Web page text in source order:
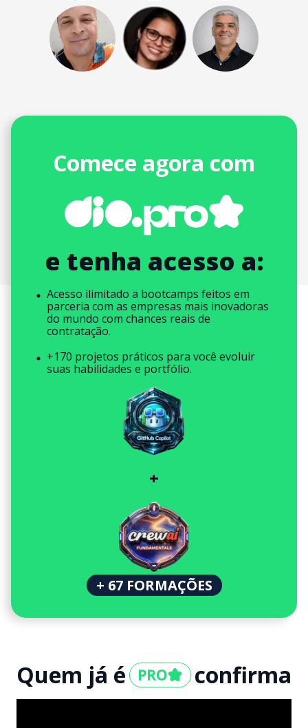
Comece agora com
e tenha acesso a:
Acesso ilimitado a bootcamps feitos em
parceria com as empresas mais inovadoras
do mundo com chances reais de
contratação.
+170 projetos práticos para você evoluir
suas habilidades e portfólio.
+
+ 67 FORMAÇÕES
Quem já é confirma